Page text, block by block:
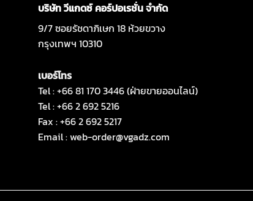
บริษัท วีแกดซ์ คอร์ปอเรชั่น จำกัด
9/7 ซอยรัชดาภิเษก 18 ห้วยขวาง
กรุงเทพฯ 10310
เบอร์โทร
Tel : +66 81 170 3446 (ฝ่ายขายออนไลน์)
Tel : +66 2 692 5216
Fax : +66 2 692 5217
Email :web-order@vgadz.com